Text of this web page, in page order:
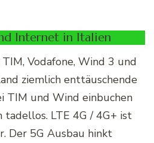
Internet in Italien
Vodafone, Wind 3 und
ziemlich enttäuschende
TIM und Wind einbuchen
LTE 4G / 4G+ ist
Der 5G Ausbau hinkt